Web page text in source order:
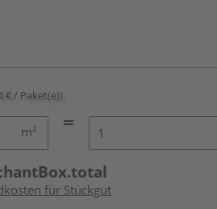
€ / Paket(e))
m²
für Stückgut